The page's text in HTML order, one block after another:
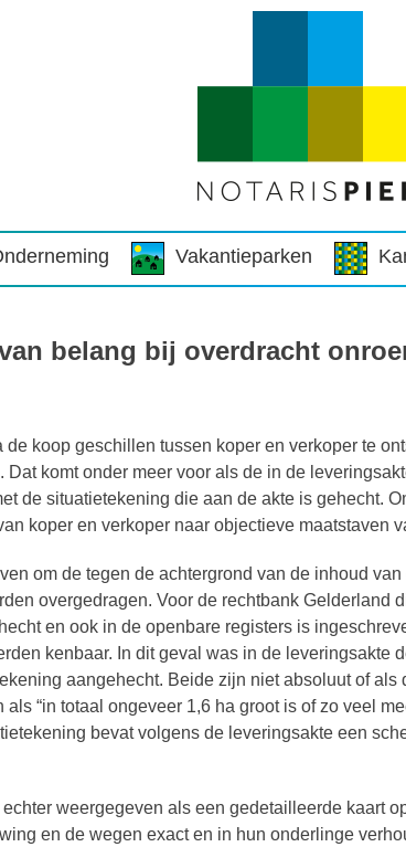
Vakantieparken
belang bij overdracht
koop geschillen tussen koper en verkoper te
komt onder meer voor als de in de
de situatietekening die aan de akte is gehecht.
koper en verkoper naar objectieve maatstaven
om de tegen de achtergrond van de inhoud van
overgedragen. Voor de rechtbank Gelderland
en ook in de openbare registers is
kenbaar. In dit geval was in de leveringsakte
aangehecht. Beide zijn niet absoluut of als
“in totaal ongeveer 1,6 ha groot is of zo veel
bevat volgens de leveringsakte een
weergegeven als een gedetailleerde kaart
en de wegen exact en in hun onderlinge